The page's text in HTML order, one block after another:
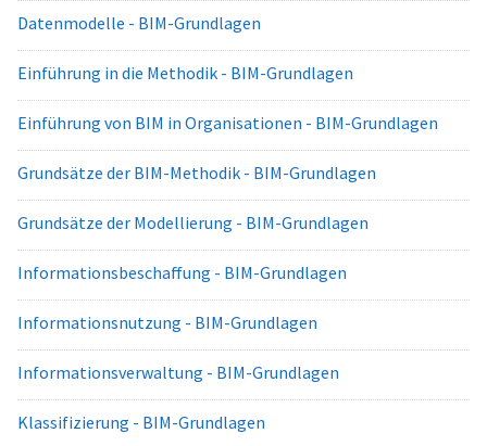
Datenmodelle - BIM-Grundlagen
Einführung in die Methodik - BIM-Grundlagen
Einführung von BIM in Organisationen - BIM-Grundlagen
Grundsätze der BIM-Methodik - BIM-Grundlagen
Grundsätze der Modellierung - BIM-Grundlagen
Informationsbeschaffung - BIM-Grundlagen
Informationsnutzung - BIM-Grundlagen
Informationsverwaltung - BIM-Grundlagen
Klassifizierung - BIM-Grundlagen